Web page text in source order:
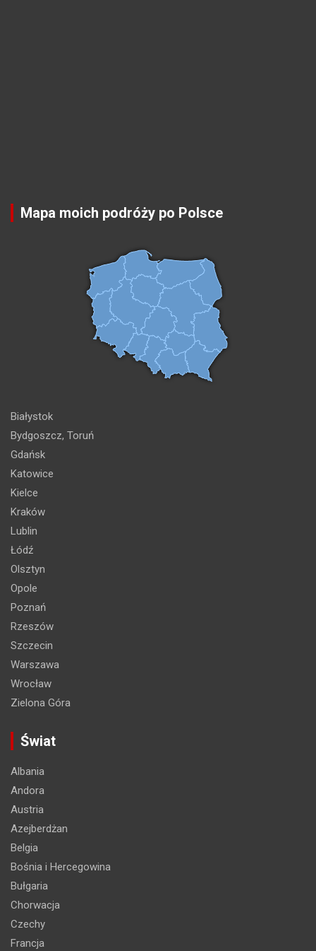
Mapa moich podróży po Polsce
Białystok
Bydgoszcz, Toruń
Gdańsk
Katowice
Kielce
Kraków
Lublin
Łódź
Olsztyn
Opole
Poznań
Rzeszów
Szczecin
Warszawa
Wrocław
Zielona Góra
Świat
Albania
Andora
Austria
Azejberdżan
Belgia
Bośnia i Hercegowina
Bułgaria
Chorwacja
Czechy
Francja